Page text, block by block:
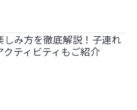
ース｜食べ歩きや温泉宿を
！子連れで楽しめるアクテ
しみ方を徹底解説！子連れ
クティビティもご紹介